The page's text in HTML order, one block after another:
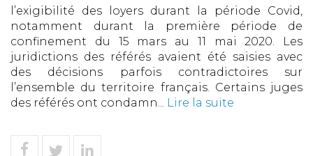
l’exigibilité des loyers durant la période Covid,
notamment durant la première période de
confinement du 15 mars au 11 mai 2020. Les
juridictions des référés avaient été saisies avec
des décisions parfois contradictoires sur
l’ensemble du territoire français. Certains juges
des référés ont condamn... Lire la suite